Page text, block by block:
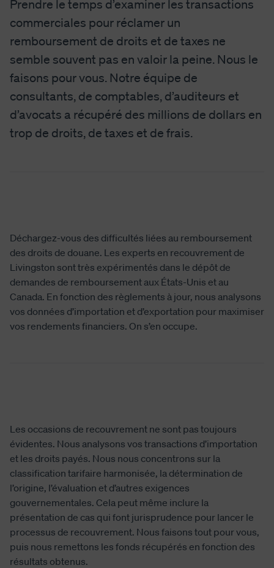
Prendre le temps d’examiner les transactions
commerciales pour réclamer un
remboursement de droits et de taxes ne
semble souvent pas en valoir la peine. Nous le
faisons pour vous. Notre équipe de
consultants, de comptables, d’auditeurs et
d’avocats a récupéré des millions de dollars en
trop de droits, de taxes et de frais.
Déchargez-vous des difficultés liées au remboursement
des droits de douane. Les experts en recouvrement de
Livingston sont très expérimentés dans le dépôt de
demandes de remboursement aux États-Unis et au
Canada. En fonction des règlements à jour, nous analysons
vos données d’importation et d’exportation pour maximiser
vos rendements financiers. On s’en occupe.
Les occasions de recouvrement ne sont pas toujours
évidentes. Nous analysons vos transactions d’importation
et les droits payés. Nous nous concentrons sur la
classification tarifaire harmonisée, la détermination de
l’origine, l’évaluation et d’autres exigences
gouvernementales. Cela peut même inclure la
présentation de cas qui font jurisprudence pour lancer le
processus de recouvrement. Nous faisons tout pour vous,
puis nous remettons les fonds récupérés en fonction des
résultats obtenus.